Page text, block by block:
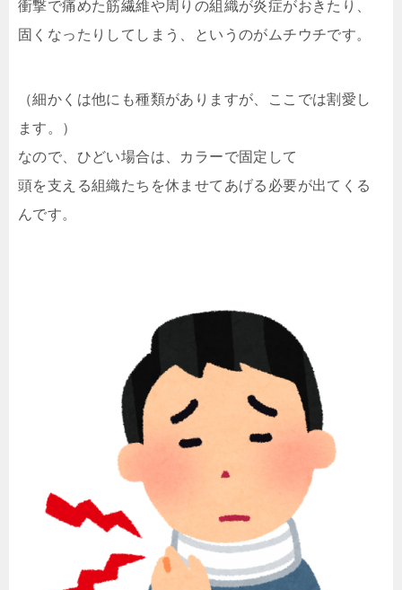
衝撃で痛めた筋繊維や周りの組織が炎症がおきたり、
固くなったりしてしまう、というのがムチウチです。
（細かくは他にも種類がありますが、ここでは割愛し
ます。）
なので、ひどい場合は、カラーで固定して
頭を支える組織たちを休ませてあげる必要が出てくる
んです。